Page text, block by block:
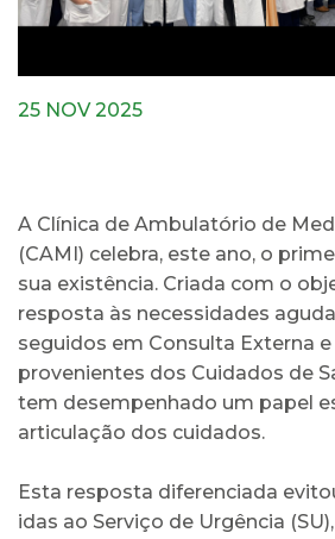
25 NOV 2025
A Clínica de Ambulatório de
(CAMI) celebra, este ano, o
sua existência. Criada com o
resposta às necessidades
seguidos em Consulta Externa
provenientes dos Cuidados de
tem desempenhado um papel
articulação dos cuidados.
Esta resposta diferenciada
idas ao Serviço de Urgência